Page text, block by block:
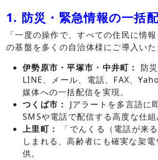
1. 防災・緊急情報の一括
「一度の操作で、すべての住民に情
の基盤を多くの自治体様にご導入いた
伊勢原市・平塚市・中井町： 防
LINE、メール、電話、FAX、
媒体への一括配信を実現。
つくば市： Jアラートを多言語に
SMSや電話で配信する高度な仕組
上里町：
「でんくる（電話が来
しまれる、高齢者にも確実な架
供。